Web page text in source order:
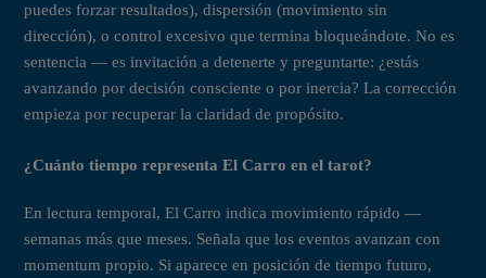
puedes forzar resultados), dispersión (movimiento sin
dirección), o control excesivo que termina bloqueándote. No es
sentencia — es invitación a detenerte y preguntarte: ¿estás
avanzando por decisión consciente o por inercia? La corrección
empieza por recuperar la claridad de propósito.
¿Cuánto tiempo representa El Carro en el tarot?
En lectura temporal, El Carro indica movimiento rápido —
semanas más que meses. Señala que los eventos avanzan con
momentum propio. Si aparece en posición de tiempo futuro,